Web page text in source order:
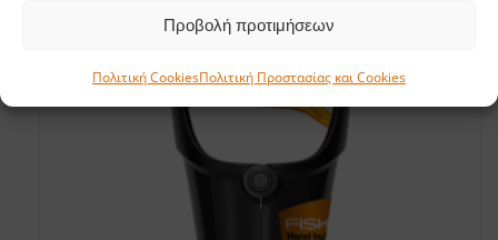
Προβολή προτιμήσεων
Πολιτική CookiesΠολιτική Προστασίας και Cookies